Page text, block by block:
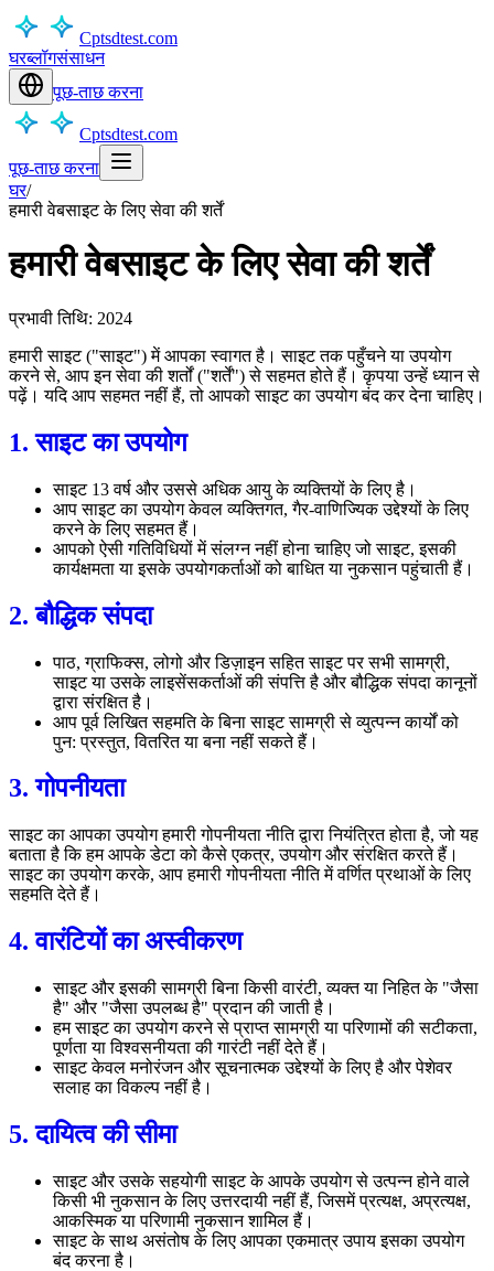
Cptsdtest.com
घरब्लॉगसंसाधन
पूछ-ताछ करना
Cptsdtest.com
पूछ-ताछ करना
घर/
हमारी वेबसाइट के लिए सेवा की शर्तें
हमारी वेबसाइट के लिए सेवा की शर्तें
प्रभावी तिथि: 2024
हमारी साइट ("साइट") में आपका स्वागत है। साइट तक पहुँचने या उपयोग
करने से, आप इन सेवा की शर्तों ("शर्तें") से सहमत होते हैं। कृपया उन्हें ध्यान से
पढ़ें। यदि आप सहमत नहीं हैं, तो आपको साइट का उपयोग बंद कर देना चाहिए।
1. साइट का उपयोग
साइट 13 वर्ष और उससे अधिक आयु के व्यक्तियों के लिए है।
आप साइट का उपयोग केवल व्यक्तिगत, गैर-वाणिज्यिक उद्देश्यों के लिए
करने के लिए सहमत हैं।
आपको ऐसी गतिविधियों में संलग्न नहीं होना चाहिए जो साइट, इसकी
कार्यक्षमता या इसके उपयोगकर्ताओं को बाधित या नुकसान पहुंचाती हैं।
2. बौद्धिक संपदा
पाठ, ग्राफिक्स, लोगो और डिज़ाइन सहित साइट पर सभी सामग्री,
साइट या उसके लाइसेंसकर्ताओं की संपत्ति है और बौद्धिक संपदा कानूनों
द्वारा संरक्षित है।
आप पूर्व लिखित सहमति के बिना साइट सामग्री से व्युत्पन्न कार्यों को
पुन: प्रस्तुत, वितरित या बना नहीं सकते हैं।
3. गोपनीयता
साइट का आपका उपयोग हमारी गोपनीयता नीति द्वारा नियंत्रित होता है, जो यह
बताता है कि हम आपके डेटा को कैसे एकत्र, उपयोग और संरक्षित करते हैं।
साइट का उपयोग करके, आप हमारी गोपनीयता नीति में वर्णित प्रथाओं के लिए
सहमति देते हैं।
4. वारंटियों का अस्वीकरण
साइट और इसकी सामग्री बिना किसी वारंटी, व्यक्त या निहित के "जैसा
है" और "जैसा उपलब्ध है" प्रदान की जाती है।
हम साइट का उपयोग करने से प्राप्त सामग्री या परिणामों की सटीकता,
पूर्णता या विश्वसनीयता की गारंटी नहीं देते हैं।
साइट केवल मनोरंजन और सूचनात्मक उद्देश्यों के लिए है और पेशेवर
सलाह का विकल्प नहीं है।
5. दायित्व की सीमा
साइट और उसके सहयोगी साइट के आपके उपयोग से उत्पन्न होने वाले
किसी भी नुकसान के लिए उत्तरदायी नहीं हैं, जिसमें प्रत्यक्ष, अप्रत्यक्ष,
आकस्मिक या परिणामी नुकसान शामिल हैं।
साइट के साथ असंतोष के लिए आपका एकमात्र उपाय इसका उपयोग
बंद करना है।